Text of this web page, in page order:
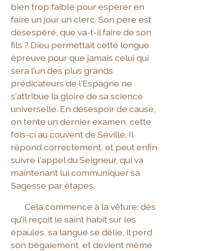
bien trop faible pour espérer en
faire un jour un clerc. Son père est
désespéré, que va-t-il faire de son
fils ? Dieu permettait cette longue
épreuve pour que jamais celui qui
sera l'un des plus grands
prédicateurs de l'Espagne ne
s'attribue la gloire de sa science
universelle. En désespoir de cause,
on tente un dernier examen, cette
fois-ci au couvent de Séville. Il
répond correctement, et peut enfin
suivre l'appel du Seigneur, qui va
maintenant lui communiquer sa
Sagesse par étapes.
Cela commence à la vêture: dès
qu'il reçoit le saint habit sur les
épaules, sa langue se délie, il perd
son bégaiement, et devient même